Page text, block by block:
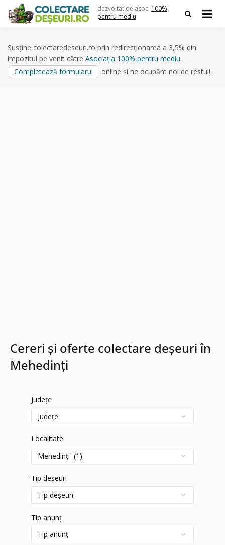
content
dezvoltat de asoc. 100%
pentru mediu
Susține colectaredeseuri.ro prin redirecționarea a 3,5% din
impozitul pe venit către Asociația 100% pentru mediu.
Completează formularul
online și ne ocupăm noi de restul!
Cereri și oferte colectare deșeuri în
Mehedinți
Județe
Localitate
Tip deșeuri
Tip anunț